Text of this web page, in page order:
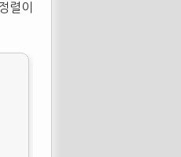
렬이